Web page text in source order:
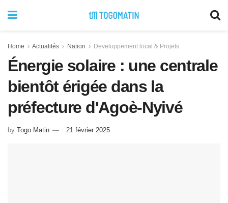
Home Actualités Nation Developpement local & Projets
Énergie solaire : une centrale
bientôt érigée dans la
préfecture d'Agoè-Nyivé
by Togo Matin 21 février 2025